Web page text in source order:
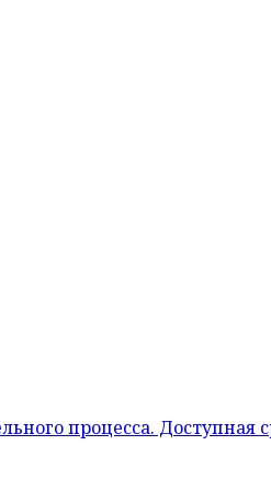
процесса. Доступная